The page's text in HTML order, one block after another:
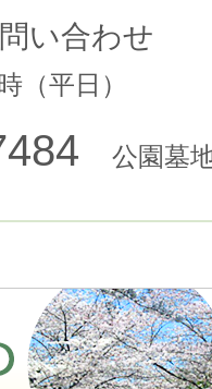
い合わせ
（平日）
公園墓